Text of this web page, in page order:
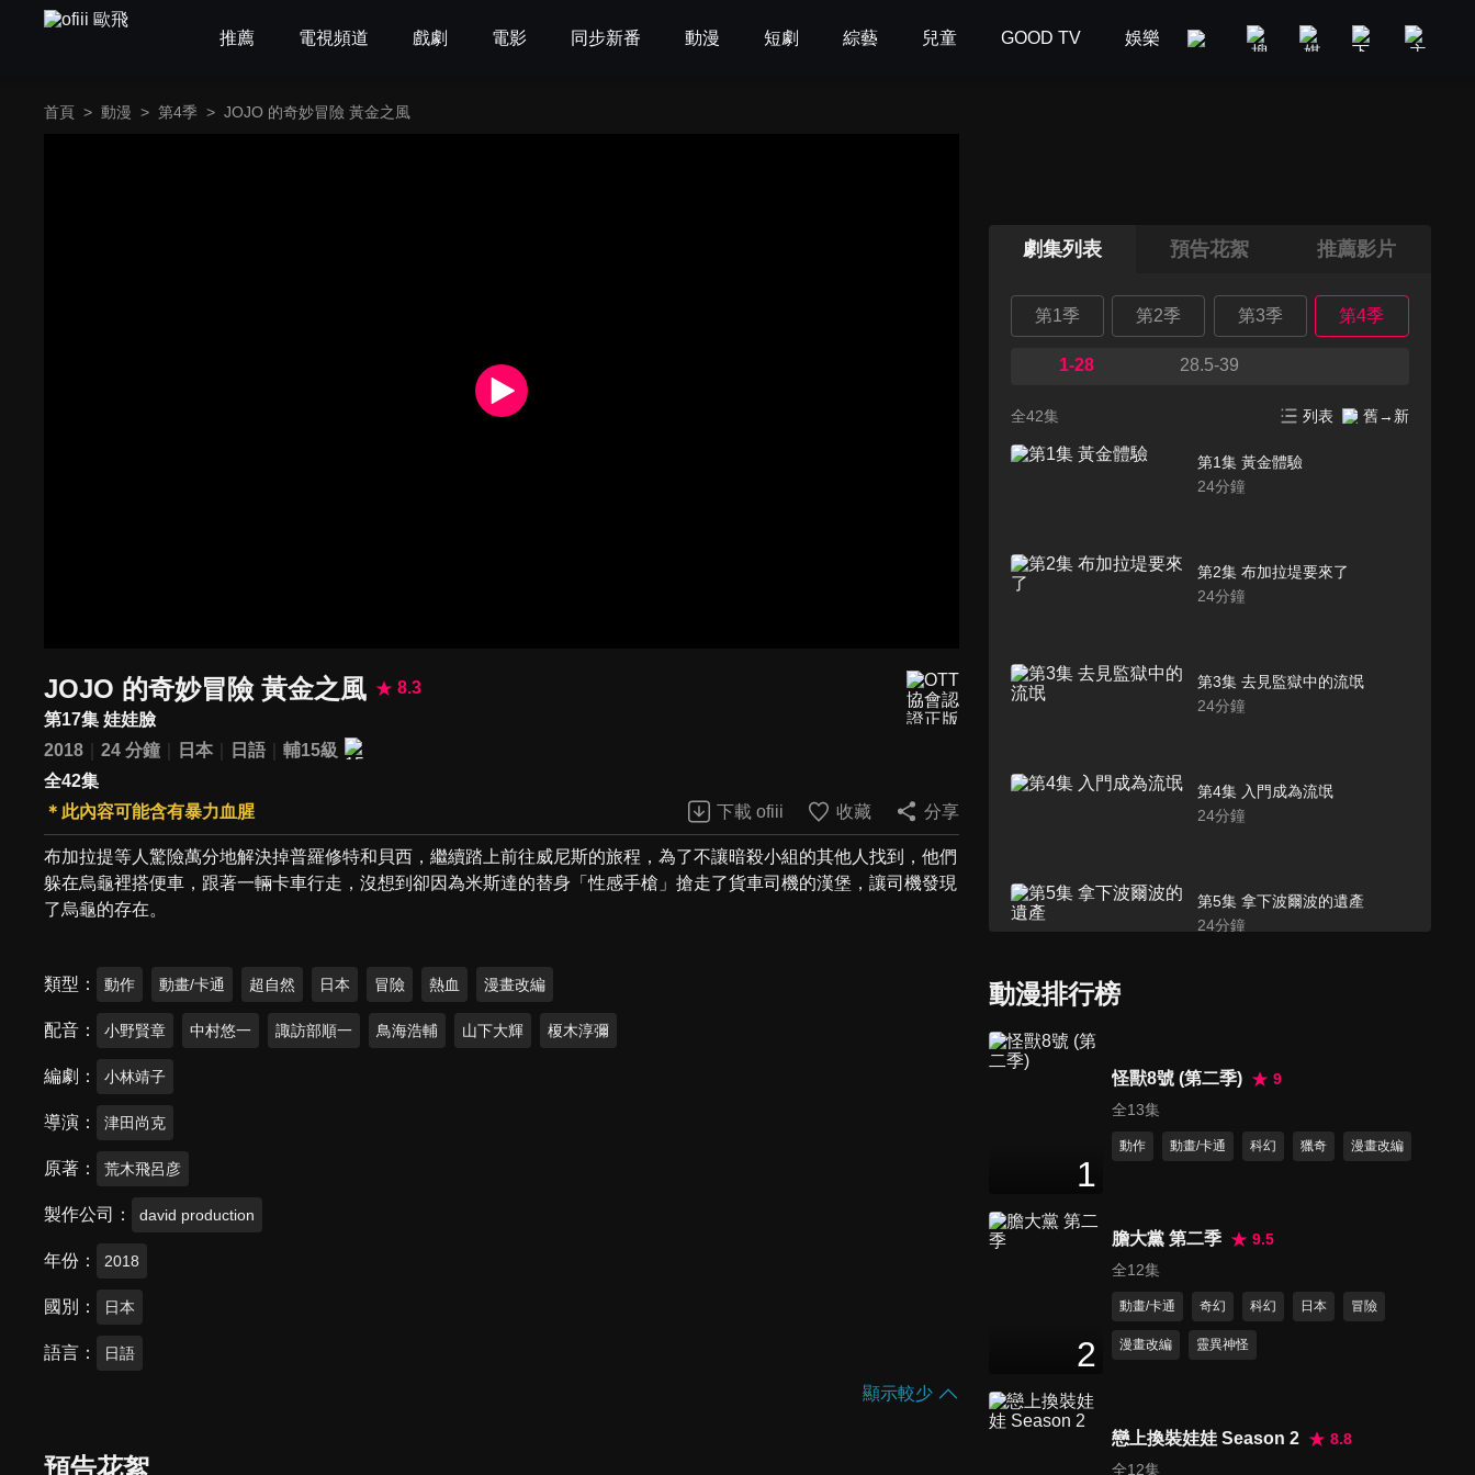
推薦 電視頻道 戲劇 電影 同步新番 動漫 短劇 綜藝 兒童 GOOD TV 娛樂 美食旅遊 新聞政論
首頁 > 動漫 > 第4季 > JOJO 的奇妙冒險 黃金之風
JOJO 的奇妙冒險 黃金之風
8.3
第17集 娃娃臉
2018
24 分鐘 日本 日語
輔15級
全42集
＊此內容可能含有暴力血腥
下載 ofiii 收藏 分享
布加拉提等人驚險萬分地解決掉普羅修特和貝西，繼續踏上前往威尼斯的旅程，為了不讓暗殺小組的其他人找到，他們
躲在烏龜裡搭便車，跟著一輛卡車行走，沒想到卻因為米斯達的替身「性感手槍」搶走了貨車司機的漢堡，讓司機發現
了烏龜的存在。
類型 動作 動畫/卡通 超自然 日本 冒險 熱血 漫畫改編
配音 小野賢章 中村悠一 諏訪部順一 鳥海浩輔 山下大輝 榎木淳彌
編劇 小林靖子
導演 津田尚克
原著 荒木飛呂彦
製作公司 david production
年份 2018
國別 日本
語言 日語
顯示較少
預告花絮
劇集列表 預告花絮 推薦影片
第1季 第2季 第3季 第4季
1-28 28.5-39
全42集 列表 舊→新
第1集 黃金體驗
24分鐘
第2集 布加拉堤要來了
24分鐘
第3集 去見監獄中的流氓
24分鐘
第4集 入門成為流氓
24分鐘
第5集 拿下波爾波的遺產
24分鐘
24分鐘
第8集 性感手槍登場 其二
第9集 老闆的第一道命令
第10集 暗殺小組
動漫排行榜
1
怪獸8號 (第二季)
9
全13集
動作 動畫/卡通 科幻 獵奇 漫畫改編
2
膽大黨 第二季
9.5
全12集
動畫/卡通 奇幻 科幻 日本 冒險
漫畫改編 靈異神怪
戀上換裝娃娃 Season 2
8.8
全12集